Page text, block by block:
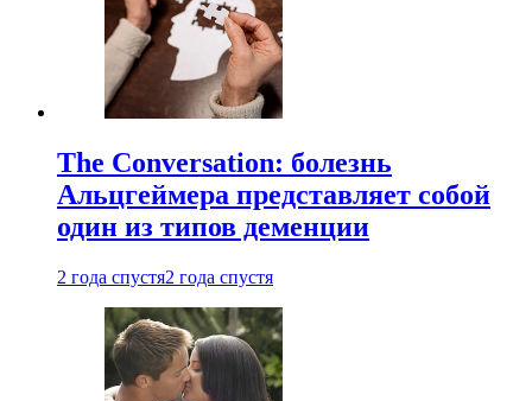
The Conversation: болезнь
Альцгеймера представляет собой
один из типов деменции
2 года спустя2 года спустя